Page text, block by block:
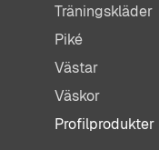
Träningskläder
Piké
Västar
Väskor
Profilprodukter